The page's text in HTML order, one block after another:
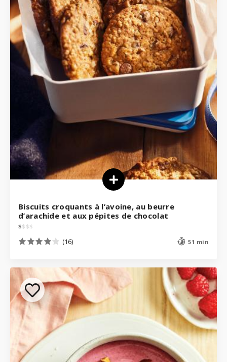
Biscuits croquants à l’avoine, au beurre
d’arachide et aux pépites de chocolat
$$ $$
(16) 51 min